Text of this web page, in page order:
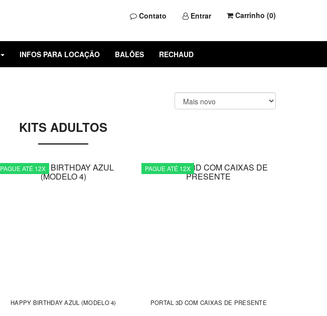
Contato Entrar Carrinho (0)
INFOS PARA LOCAÇÃO BALÕES RECHAUD
KITS ADULTOS
PAGUE ATÉ 12X
HAPPY BIRTHDAY AZUL (MODELO 4)
PAGUE ATÉ 12X
PORTAL 3D COM CAIXAS DE PRESENTE